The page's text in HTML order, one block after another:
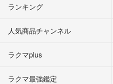
ランキング
人気商品チャンネル
ラクマplus
ラクマ最強鑑定